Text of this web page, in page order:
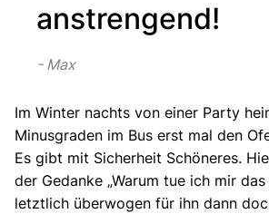
anstrengend!
Max
Im Winter nachts von einer Party
Minusgraden im Bus erst mal den
Es gibt mit Sicherheit Schöneres.
der Gedanke „Warum tue ich mir das
letztlich überwogen für ihn dann